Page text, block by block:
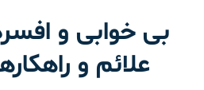
بی خوابی و
علائم و